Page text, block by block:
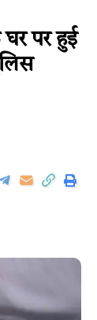
पर हुई